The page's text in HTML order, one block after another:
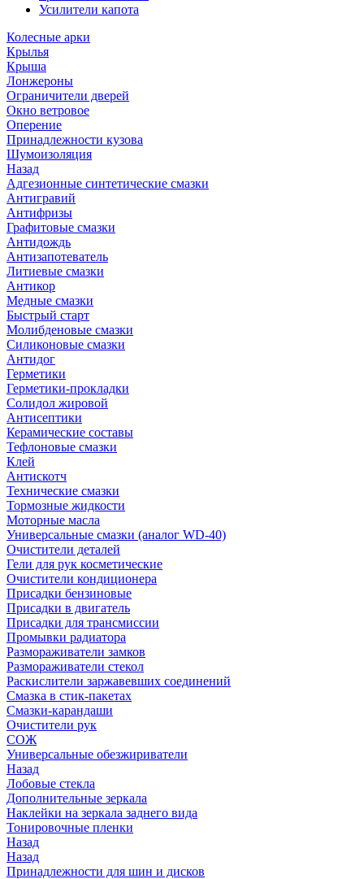
Усилители капота
Колесные арки
Крылья
Крыша
Лонжероны
Ограничители дверей
Окно ветровое
Оперение
Принадлежности кузова
Шумоизоляция
Назад
Адгезионные синтетические смазки
Антигравий
Антифризы
Графитовые смазки
Антидождь
Антизапотеватель
Литиевые смазки
Антикор
Медные смазки
Быстрый старт
Молибденовые смазки
Силиконовые смазки
Антидог
Герметики
Герметики-прокладки
Солидол жировой
Антисептики
Керамические составы
Тефлоновые смазки
Клей
Антискотч
Технические смазки
Тормозные жидкости
Моторные масла
Универсальные смазки (аналог WD-40)
Очистители деталей
Гели для рук косметические
Очистители кондиционера
Присадки бензиновые
Присадки в двигатель
Присадки для трансмиссии
Промывки радиатора
Размораживатели замков
Размораживатели стекол
Раскислители заржавевших соединений
Смазка в стик-пакетах
Смазки-карандаши
Очистители рук
СОЖ
Универсальные обезжириватели
Назад
Лобовые стекла
Дополнительные зеркала
Наклейки на зеркала заднего вида
Тонировочные пленки
Назад
Назад
Принадлежности для шин и дисков